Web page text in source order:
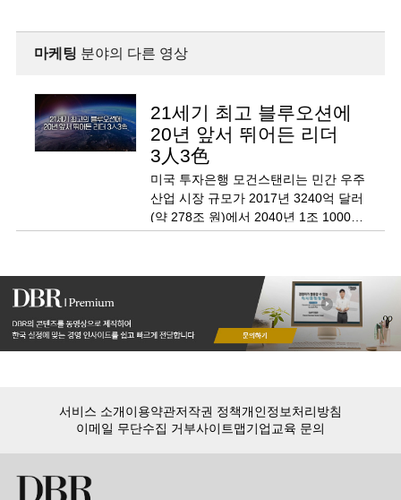
마케팅 분야의 다른 영상
21세기 최고 블루오션에
20년 앞서 뛰어든 리더
3人3色
미국 투자은행 모건스탠리는 민간 우주
산업 시장 규모가 2017년 3240억 달러
(약 278조 원)에서 2040년 1조 1000억
달러(약 1271조 원)로 성장할 것이라
서비스 소개이용약관저작권 정책개인정보처리방침
이메일 무단수집 거부사이트맵기업교육 문의